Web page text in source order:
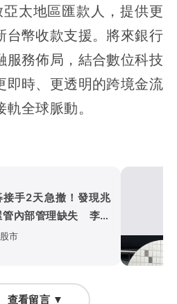
太地區匯款人，提供更
台幣收款支援。將來銀行
服務佈局，結合數位科技
即時、更透明的跨境金流
全球脈動。
接手2天急撤！發現兆
管內部管理缺失 李文
座、總經理
市
查看留言 ▼